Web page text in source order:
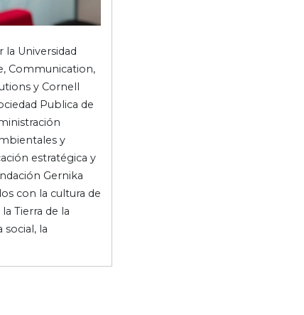
Universidad
Communication,
y Cornell
Publica de
y
estratégica y
Gernika
con la cultura de
Tierra de la
la